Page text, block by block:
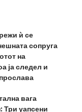
ѝ се
сопруга
на
ја следел и
вага
Три уапсени